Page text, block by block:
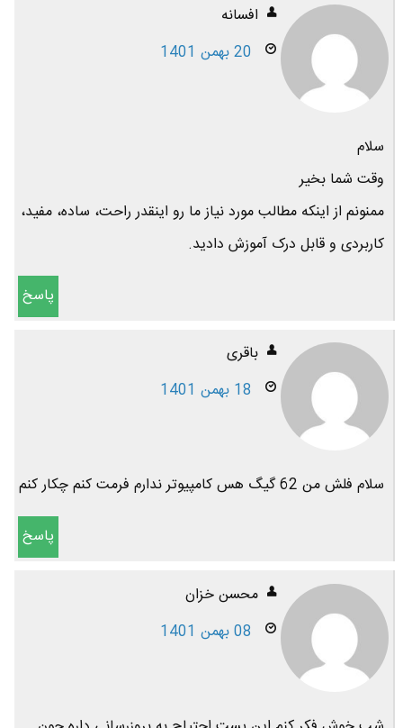
افسانه
20 بهمن 1401
سلام
وقت شما بخیر
ممنونم از اینکه مطالب مورد نیاز ما رو اینقدر راحت، ساده، مفید،
کاربردی و قابل درک آموزش دادید.
پاسخ
باقری
18 بهمن 1401
سلام فلش من 62 گیگ هس کامپیوتر ندارم فرمت کنم چکار کنم
پاسخ
محسن خزان
08 بهمن 1401